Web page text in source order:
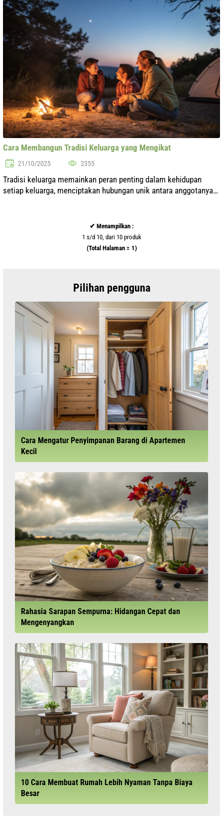
Cara Membangun Tradisi Keluarga yang Mengikat
21/10/2025 2355
Tradisi keluarga memainkan peran penting dalam kehidupan
setiap keluarga, menciptakan hubungan unik antara anggotanya
✔ Menampilkan :
1 s/d 10, dari 10 produk
(Total Halaman = 1)
Pilihan pengguna
Cara Mengatur Penyimpanan Barang di Apartemen
Kecil
Rahasia Sarapan Sempurna: Hidangan Cepat dan
Mengenyangkan
10 Cara Membuat Rumah Lebih Nyaman Tanpa Biaya
Besar